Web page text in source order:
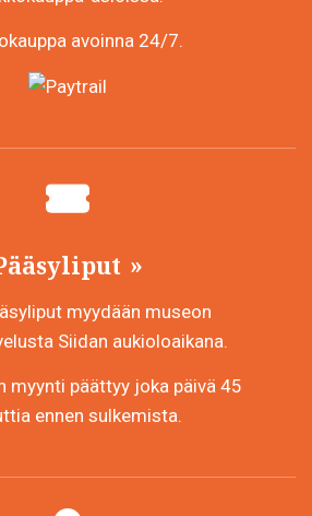
avoinna 24/7.
myydään museon
Siidan aukioloaikana.
myynti päättyy joka päivä 45
ennen sulkemista.